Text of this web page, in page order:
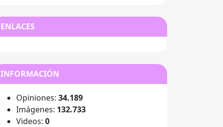
ENLACES
INFORMACIÓN
Opiniones: 34.189
Imágenes: 132.733
Videos: 0